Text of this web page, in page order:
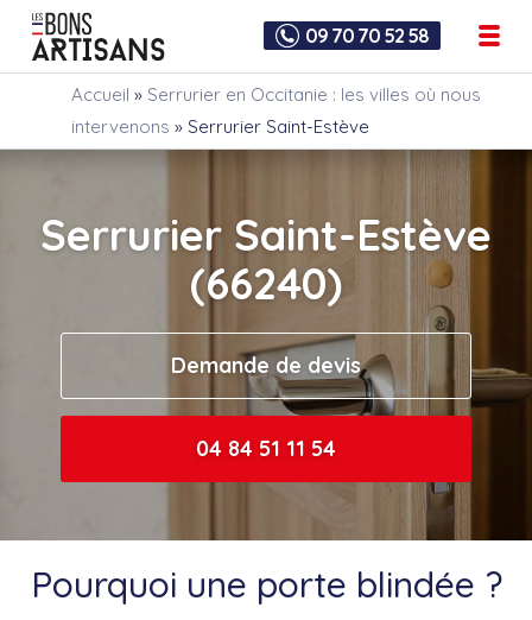
09 70 70 52 58
Accueil » Serrurier en Occitanie : les villes où nous
intervenons » Serrurier Saint-Estève
Serrurier Saint-Estève
(66240)
Demande de devis
04 84 51 11 54
Pourquoi une porte blindée ?